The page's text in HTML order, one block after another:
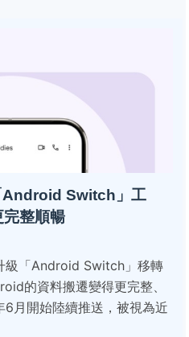
Switch」工
整順暢
級「Android Switch」移轉
的資料搬遷變得更完整、
月開始陸續推送，被視為近